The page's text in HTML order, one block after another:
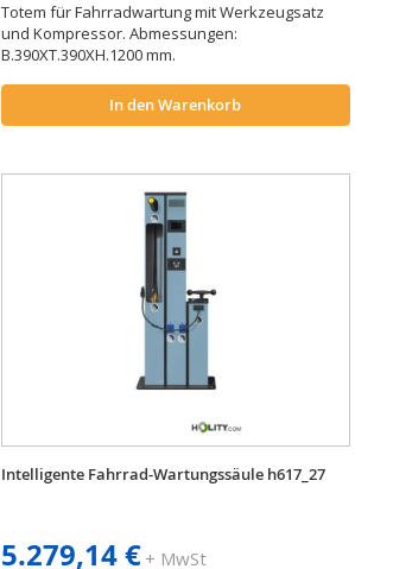
Totem für Fahrradwartung mit Werkzeugsatz
und Kompressor. Abmessungen:
B.390XT.390XH.1200 mm.
In den Warenkorb
Intelligente Fahrrad-Wartungssäule h617_27
5.279,14 €+ MwSt